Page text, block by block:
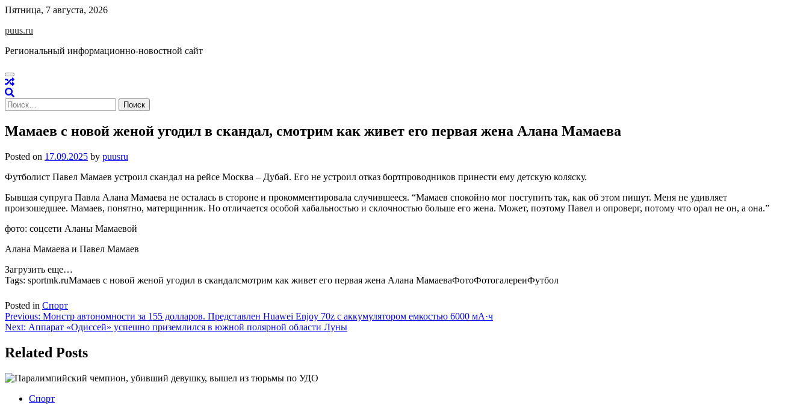
Skip
content
Пятница, 7 августа, 2026
puus.ru
Региональный информационно-новостной сайт
Найти:
Мамаев с новой женой угодил в скандал, смотрим как живет его первая жена Алана Мамаева
Posted on 17.09.2025 by puusru
Футболист Павел Мамаев устроил скандал на рейсе Москва – Дубай. Его не устроил отказ бортпроводников принести ему детскую коляску.
Бывшая супруга Павла Алана Мамаева не осталась в стороне и прокомментировала случившееся. “Мамаев спокойно мог поступить так, как об этом пишут. Меня не удивляет
произошедшее. Мамаев, понятно, матерщинник. Но отличается особой хабальностью и склочностью больше его жена. Может, поэтому Павел и опроверг, потому что орал не он, а она.”
фото: соцсети Аланы Мамаевой
Алана Мамаева и Павел Мамаев
Загрузить еще…
Tags: sportmk.ruМамаев с новой женой угодил в скандалсмотрим как живет его первая жена Алана МамаеваФотоФотогалереиФутбол
Posted in Спорт
Навигация
по
записям
Previous: Монстр автономности за 155 долларов. Представлен Huawei Enjoy 70z с аккумулятором емкостью 6000 мА·ч
Next: Аппарат «Одиссей» успешно приземлился в южной полярной области Луны
Related Posts
Спорт